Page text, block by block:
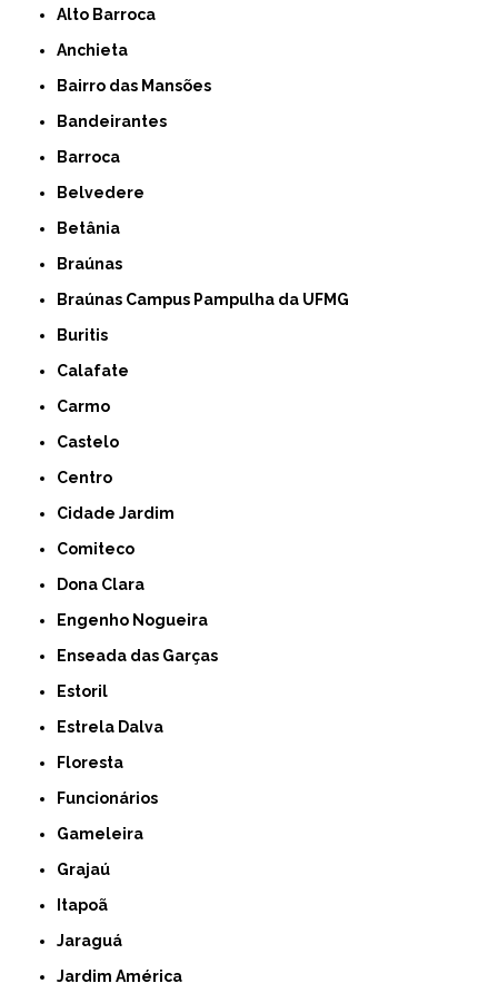
Alto Barroca
Anchieta
Bairro das Mansões
Bandeirantes
Barroca
Belvedere
Betânia
Braúnas
Braúnas Campus Pampulha da UFMG
Buritis
Calafate
Carmo
Castelo
Centro
Cidade Jardim
Comiteco
Dona Clara
Engenho Nogueira
Enseada das Garças
Estoril
Estrela Dalva
Floresta
Funcionários
Gameleira
Grajaú
Itapoã
Jaraguá
Jardim América